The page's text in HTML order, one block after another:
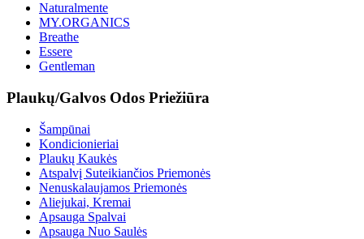
Naturalmente
MY.ORGANICS
Breathe
Essere
Gentleman
Plaukų/Galvos Odos Priežiūra
Šampūnai
Kondicionieriai
Plaukų Kaukės
Atspalvį Suteikiančios Priemonės
Nenuskalaujamos Priemonės
Aliejukai, Kremai
Apsauga Spalvai
Apsauga Nuo Saulės